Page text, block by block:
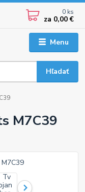
Menu
Hľadať
0 ks
za 0,00 €
M7C39